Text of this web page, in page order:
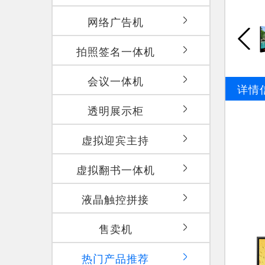
网络广告机
拍照签名一体机
会议一体机
透明展示柜
虚拟迎宾主持
虚拟翻书一体机
液晶触控拼接
售卖机
热门产品推荐
详情